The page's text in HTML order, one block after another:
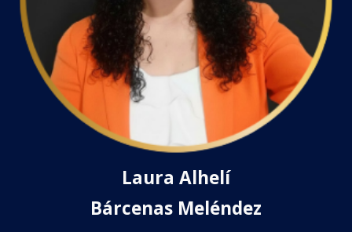
Laura Alhelí
Bárcenas Meléndez